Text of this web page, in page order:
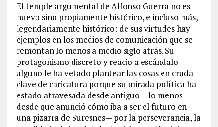
El temple argumental de Alfonso Guerra no es
nuevo sino propiamente histórico, e incluso más,
legendariamente histórico: de sus virtudes hay
ejemplos en los medios de comunicación que se
remontan lo menos a medio siglo atrás. Su
protagonismo discreto y reacio a escándalo
alguno le ha vetado plantear las cosas en cruda
clave de caricatura porque su mirada política ha
estado atravesada desde antiguo —lo menos
desde que anunció cómo iba a ser el futuro en
una pizarra de Suresnes— por la perseverancia, la